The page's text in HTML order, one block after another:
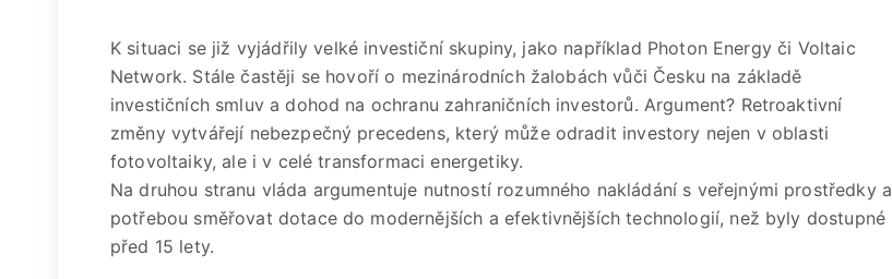
K situaci se již vyjádřily velké investiční skupiny, jako například Photon Energy či Voltaic
Network. Stále častěji se hovoří o mezinárodních žalobách vůči Česku na základě
investičních smluv a dohod na ochranu zahraničních investorů. Argument? Retroaktivní
změny vytvářejí nebezpečný precedens, který může odradit investory nejen v oblasti
fotovoltaiky, ale i v celé transformaci energetiky.
Na druhou stranu vláda argumentuje nutností rozumného nakládání s veřejnými prostředky a
potřebou směřovat dotace do modernějších a efektivnějších technologií, než byly dostupné
před 15 lety.